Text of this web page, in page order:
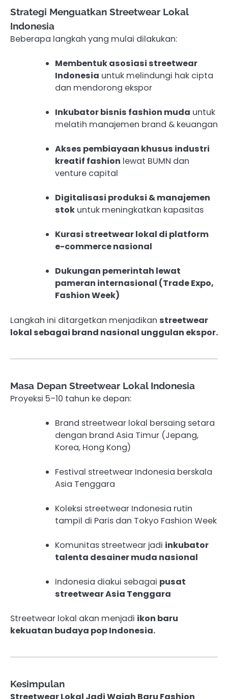
Strategi Menguatkan Streetwear Lokal
Indonesia
Beberapa langkah yang mulai dilakukan:
Membentuk asosiasi streetwear
Indonesia untuk melindungi hak cipta
dan mendorong ekspor
Inkubator bisnis fashion muda untuk
melatih manajemen brand & keuangan
Akses pembiayaan khusus industri
kreatif fashion lewat BUMN dan
venture capital
Digitalisasi produksi & manajemen
stok untuk meningkatkan kapasitas
Kurasi streetwear lokal di platform
e-commerce nasional
Dukungan pemerintah lewat
pameran internasional (Trade Expo,
Fashion Week)
Langkah ini ditargetkan menjadikan streetwear
lokal sebagai brand nasional unggulan ekspor.
Masa Depan Streetwear Lokal Indonesia
Proyeksi 5–10 tahun ke depan:
Brand streetwear lokal bersaing setara
dengan brand Asia Timur (Jepang,
Korea, Hong Kong)
Festival streetwear Indonesia berskala
Asia Tenggara
Koleksi streetwear Indonesia rutin
tampil di Paris dan Tokyo Fashion Week
Komunitas streetwear jadi inkubator
talenta desainer muda nasional
Indonesia diakui sebagai pusat
streetwear Asia Tenggara
Streetwear lokal akan menjadi ikon baru
kekuatan budaya pop Indonesia.
Kesimpulan